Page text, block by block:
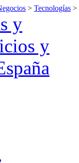
> Tecnologías >